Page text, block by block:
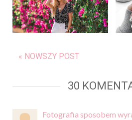
« NOWSZY POST
30
Fotografia sposobem